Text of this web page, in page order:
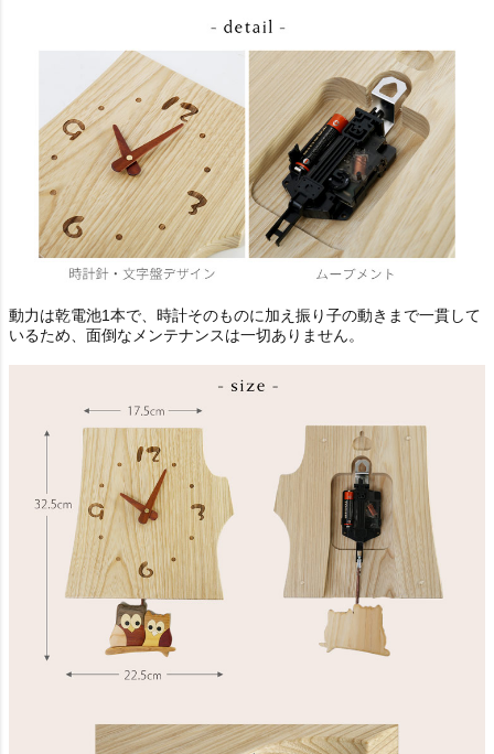
動力は乾電池1本で、時計そのものに加え振り子の動きまで一貫して
いるため、面倒なメンテナンスは一切ありません。